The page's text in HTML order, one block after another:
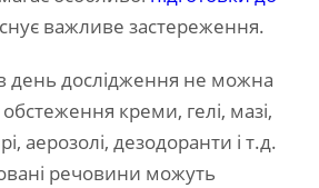
важливе застереження.
день дослідження не можна
креми, гелі, мазі,
аерозолі, дезодоранти і т.д.
речовини можуть